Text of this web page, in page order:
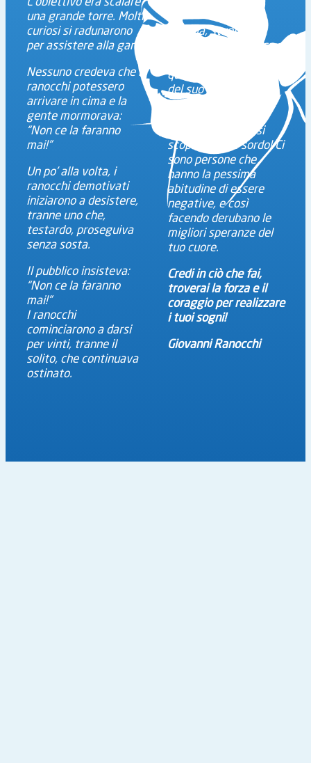
una grande torre. Molti
curiosi si radunarono
per assistere alla gara.
Nessuno credeva che i
ranocchi potessero
arrivare in cima e la
gente mormorava:
“Non ce la faranno
mai!”
Un po’ alla volta, i
ranocchi demotivati
iniziarono a desistere,
tranne uno che,
testardo, proseguiva
senza sosta.
Il pubblico insisteva:
“Non ce la faranno
mai!”
I ranocchi
cominciarono a darsi
per vinti, tranne il
solito, che continuava
ostinato.
La folla, stupita, si
chiedeva come fosse
quale fosse il segreto
del suo successo.
grande sorpresa, si
scoprì che era sordo! Ci
sono persone che
hanno la pessima
abitudine di essere
negative, e così
facendo derubano le
migliori speranze del
tuo cuore.
Credi in ciò che fai,
troverai la forza e il
coraggio per realizzare
i tuoi sogni!
Giovanni Ranocchi